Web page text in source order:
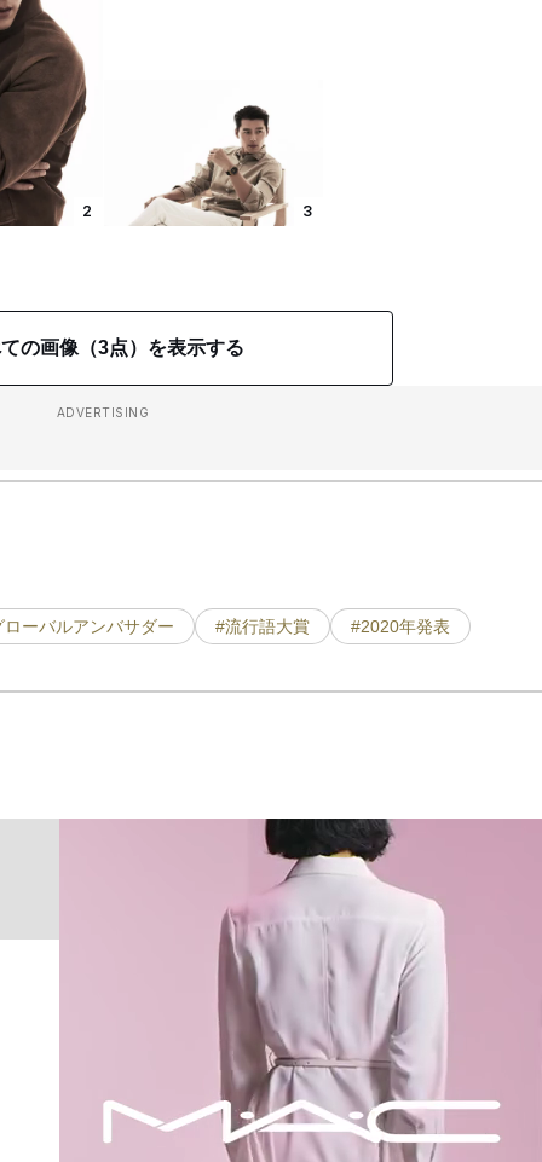
2 3
の画像（3点）を表示する
ADVERTISING
ローバルアンバサダー #流行語大賞
#2020年発表